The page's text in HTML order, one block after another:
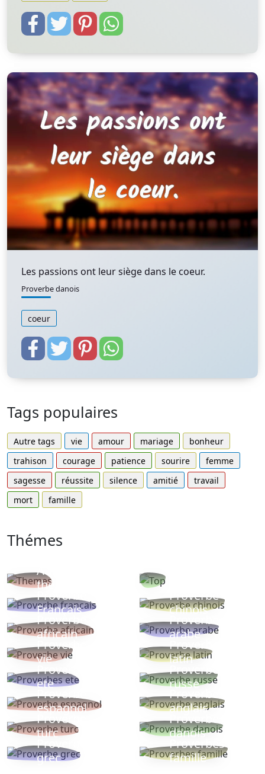
Les passions ont leur siège dans le coeur.
Proverbe danois
coeur
Tags populaires
Autre tags vie amour mariage
bonheur
trahison
courage patience sourire
femme
sagesse
réussite silence amitié
travail
mort
famille
Thémes
Autres
thèmes
Proverbe
Français
Proverbe
chinois
Proverbe
africain
Proverbe
arabe
Proverbe
vie
Proverbe
latin
Proverbes
ete
Proverbe
russe
Proverbe
espagnol
Proverbe
anglais
Proverbe
turc
Proverbe
danois
Proverbe
grec
Proverbes
famille